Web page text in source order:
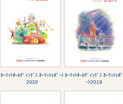
ｶｰﾘｯﾄﾎｰﾙﾃﾞｨﾝｸﾞｽ ｶｰﾘｯﾄﾚﾎﾟｰﾄ
2020
ｶｰﾘｯﾄﾎｰﾙﾃﾞｨﾝｸﾞｽ ｶｰﾘｯﾄﾚﾎﾟ
ｰﾄ2019